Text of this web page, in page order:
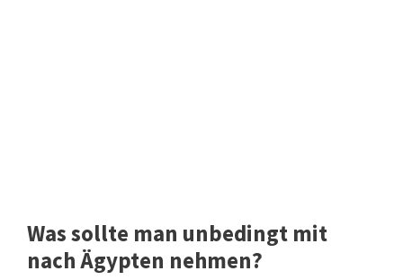
Was sollte man unbedingt mit
nach Ägypten nehmen?